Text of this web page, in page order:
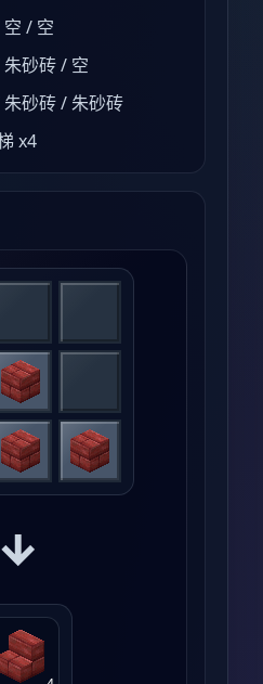
/ 空
砂砖 / 空
砂砖 / 朱砂砖
x4
→